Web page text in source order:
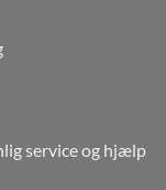
service og hjælp